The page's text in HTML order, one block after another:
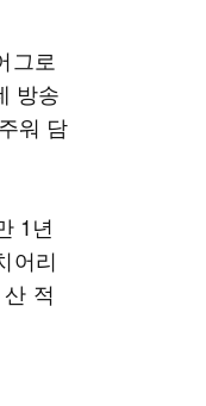
그로
방송
워 담
1년
어리
적